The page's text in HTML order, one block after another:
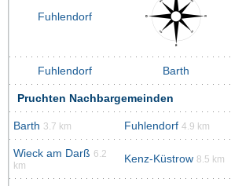
Fuhlendorf
Fuhlendorf Barth
Pruchten Nachbargemeinden
Barth 3.7 km Fuhlendorf 4.9 km
Wieck am Darß 6.2
km
Kenz-Küstrow 8.5 km